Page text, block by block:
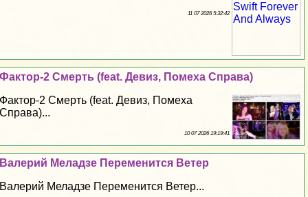
11 07 2026 5:32:42
Фактор-2 Cмepть (feat. Девиз, Помеха Справа)
Фактор-2 Cмepть (feat. Девиз, Помеха
Справа)...
10 07 2026 19:19:41
Валерий Меладзе Переменится Ветер
Валерий Меладзе Переменится Ветер...